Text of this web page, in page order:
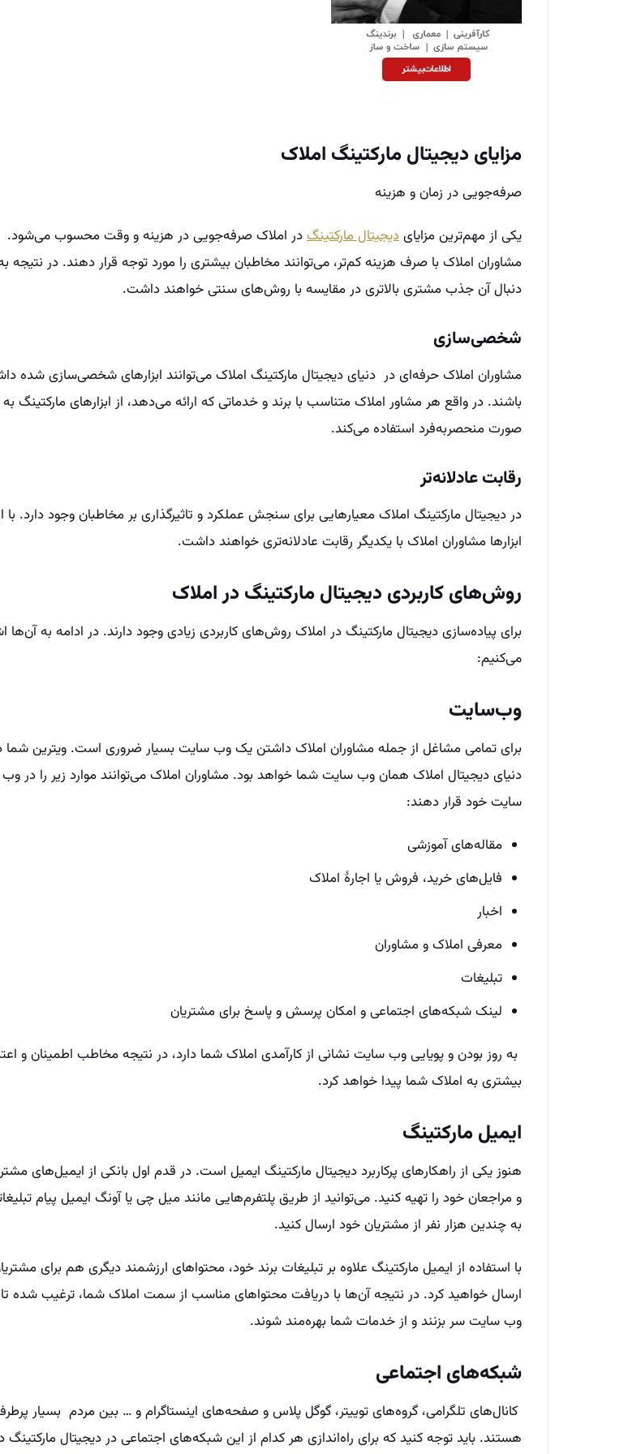
مزایای دیجیتال مارکتینگ املاک
صرفه‌جویی در زمان و هزینه
یکی از مهم‌ترین مزایایدیجیتال مارکتینگدر املاک صرفه‌جویی در هزینه و وقت محسوب می‌شود.
مشاوران املاک با صرف هزینه کم‌تر، می‌توانند مخاطبان بیشتری را مورد توجه قرار دهند. در نتیجه
دنبال آن جذب مشتری بالاتری در مقایسه با روش‌های سنتی خواهند داشت.
شخصی‌سازی
مشاوران املاک حرفه‌ای در دنیای دیجیتال مارکتینگ املاک می‌توانند ابزارهای شخصی‌سازی شده
باشند. در واقع هر مشاور املاک متناسب با برند و خدماتی که ارائه می‌دهد، از ابزارهای مارکتینگ به
صورت منحصربه‌فرد استفاده می‌کند.
رقابت عادلانه‌تر
در دیجیتال مارکتینگ املاک معیارهایی برای سنجش عملکرد و تاثیرگذاری بر مخاطبان وجود دارد. با
ابزارها مشاوران املاک با یکدیگر رقابت عادلانه‌تری خواهند داشت.
روش‌های کاربردی دیجیتال مارکتینگ در املاک
برای پیاده‌سازی دیجیتال مارکتینگ در املاک روش‌های کاربردی زیادی وجود دارند. در ادامه به آن‌ها
می‌کنیم:
وب‌سایت
برای تمامی مشاغل از جمله مشاوران املاک داشتن یک وب سایت بسیار ضروری است. ویترین شما
دنیای دیجیتال املاک همان وب سایت شما خواهد بود. مشاوران املاک می‌توانند موارد زیر را در وب
سایت خود قرار دهند:
مقاله‌های آموزشی
فایل‌های خرید، فروش یا اجارهٔ املاک
اخبار
معرفی املاک و مشاوران
تبلیغات
لینک شبکه‌های اجتماعی و امکان پرسش و پاسخ برای مشتریان
به روز بودن و پویایی وب ‌سایت نشانی از کارآمدی املاک شما دارد، در نتیجه مخاطب اطمینان و
بیشتری به املاک شما پیدا خواهد کرد.
ایمیل مارکتینگ
هنوز یکی از راهکارهای پرکاربرد دیجیتال مارکتینگ ایمیل است. در قدم اول بانکی از ایمیل‌های
و مراجعان خود را تهیه کنید. می‌توانید از طریق پلتفرم‌هایی مانند میل چی یا آونگ ایمیل پیام
به چندین هزار نفر از مشتریان خود ارسال کنید.
با استفاده از ایمیل مارکتینگ علاوه بر تبلیغات برند خود، محتواهای ارزشمند دیگری هم برای
ارسال خواهید کرد. در نتیجه آن‌ها با دریافت محتواهای مناسب از سمت املاک شما، ترغیب شده
وب ‌سایت سر بزنند و از خدمات شما بهره‌مند شوند.
شبکه‌های اجتماعی
کانال‌های تلگرامی، گروه‌های توییتر، گوگل پلاس و صفحه‌های اینستاگرام و … بین مردم بسیار
هستند. باید توجه کنید که برای راه‌اندازی هر کدام از این شبکه‌های اجتماعی در دیجیتال مارکتینگ